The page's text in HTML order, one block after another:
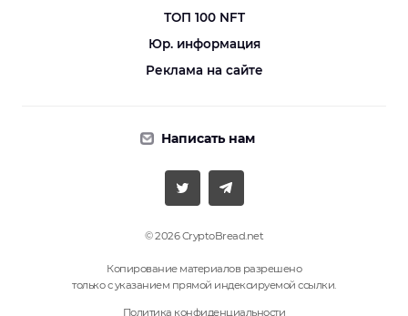
ТОП 100 NFT
Юр. информация
Реклама на сайте
Написать нам
© 2026 CryptoBread.net
Копирование материалов разрешено
только с указанием прямой индексируемой ссылки.
Политика конфиденциальности